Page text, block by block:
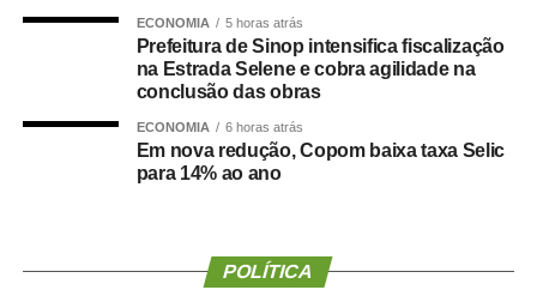
da taxa calculada com base na Regra de Taylor, estimada
em 10,4%. Esta regra permite calcular uma taxa de juros
que proporcione o controle da inflação sem desestimular
o crescimento da economia.
“A taxa de juros real, aproximadamente de 10%, supera
com folga a taxa de equilíbrio estimada pelo próprio
combate à inflação”.
ECONOMIA 5 horas atrás
Prefeitura de Sinop intensifica fiscalização
na Estrada Selene e cobra agilidade na
conclusão das obras
ECONOMIA 6 horas atrás
Em nova redução, Copom baixa taxa Selic
para 14% ao ano
POLÍTICA